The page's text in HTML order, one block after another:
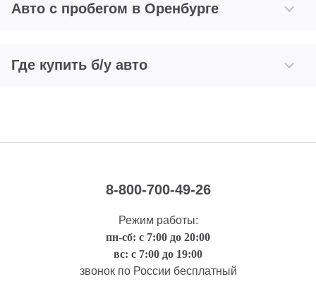
Авто с пробегом в Оренбурге
Где купить б/у авто
8-800-700-49-26
Режим работы:
пн-сб: с 7:00 до 20:00
вс: с 7:00 до 19:00
звонок по России бесплатный